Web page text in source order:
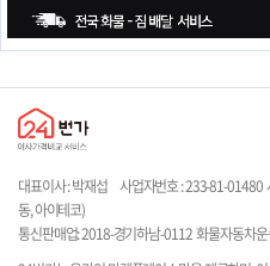
대표이사 : 박재섭 사업자번호 : 233-81-01480
동, 아이테코)
통신판매업: 2018-경기하남-0112화물자동차